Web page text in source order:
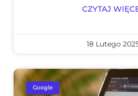
CZYTAJ
18 Lutego
Google